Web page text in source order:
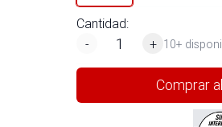
Cantidad:
-
+ 10+
Comprar